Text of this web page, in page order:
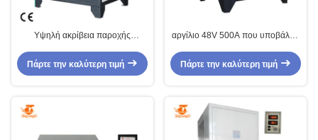
Υψηλή ακρίβεια παροχής
οξείδωσης τρόπου IGBT
Πάρτε την καλύτερη τιμή
αργίλιο 48V 500A που υποβάλλει
αποδοτικό ψηφιακής επίδειξης
διορθωτών παροχής ηλεκτρικού
Πάρτε την καλύτερη τιμή